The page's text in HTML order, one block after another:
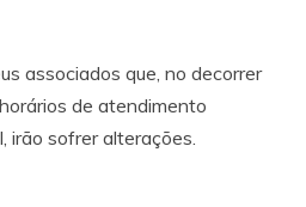
associados que, no decorrer
de atendimento
irão sofrer alterações.